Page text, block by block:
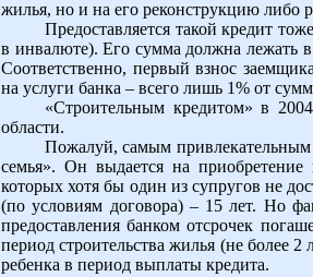
жилья, но и на его реконструкцию либо
Предоставляется такой кредит
в инвалюте). Его сумма должна лежать
Соответственно, первый взнос
на услуги банка – всего лишь 1% от
«Строительным кредитом» в
области.
Пожалуй, самым привлекательным
семья». Он выдается на
которых хотя бы один из супругов не
(по условиям договора) – 15 лет. Но
предоставления банком отсрочек
период строительства жилья (не более
ребенка в период выплаты кредита.